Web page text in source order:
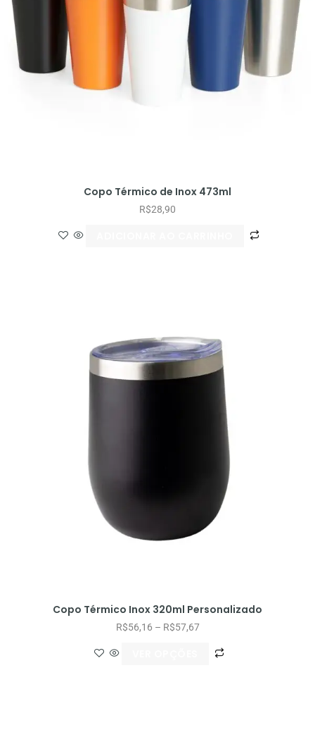
Copo Térmico de Inox 473ml
R$28,90
Copo Térmico Inox 320ml Personalizado
R$56,16 – R$57,67